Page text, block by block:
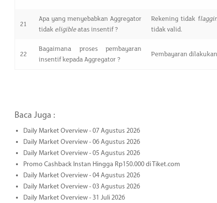
21
Apa yang menyebabkan Aggregator
tidak eligibleatas insentif ?
Rekening tidak f
tidak valid.
22
Bagaimana proses pembayaran
insentif kepada Aggregator ?
Pembayaran
Baca Juga :
Daily Market Overview - 07 Agustus 2026
Daily Market Overview - 06 Agustus 2026
Daily Market Overview - 05 Agustus 2026
Promo Cashback Instan Hingga Rp150.000 di Tiket.com
Daily Market Overview - 04 Agustus 2026
Daily Market Overview - 03 Agustus 2026
Daily Market Overview - 31 Juli 2026